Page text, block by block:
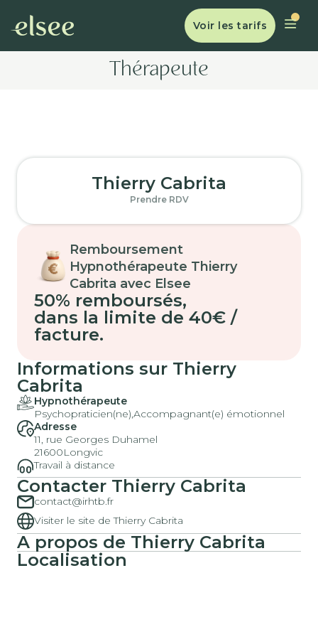
Voir les tarifs
Thérapeute
Thierry Cabrita
Prendre RDV
Remboursement
Hypnothérapeute Thierry
Cabrita avec Elsee
50% remboursés,
dans la limite de 40€ /
facture.
Informations sur Thierry
Cabrita
Hypnothérapeute
Psychopraticien(ne),Accompagnant(e) émotionnel
Adresse
11, rue Georges Duhamel
21600Longvic
Travail à distance
Contacter Thierry Cabrita
contact@irhtb.fr
Visiter le site de Thierry Cabrita
A propos de Thierry Cabrita
Localisation